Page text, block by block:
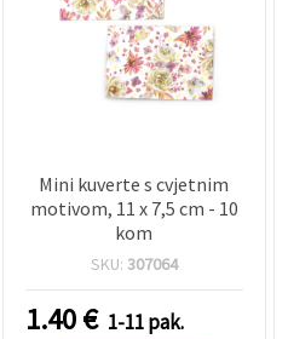
Mini kuverte s cvjetnim
motivom, 11 x 7,5 cm - 10
kom
SKU: 307064
1.40€ 1-11 pak.